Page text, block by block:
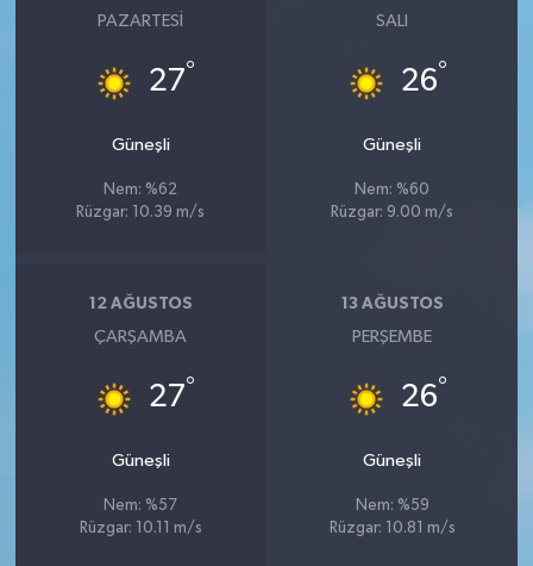
PAZARTESI
27°
Güneşli
Nem: %62
Rüzgar: 10.39 m/s
SALI
26°
Güneşli
Nem: %60
Rüzgar: 9.00 m/s
12 AĞUSTOS
ÇARŞAMBA
27°
Güneşli
Nem: %57
Rüzgar: 10.11 m/s
13 AĞUSTOS
PERŞEMBE
26°
Güneşli
Nem: %59
Rüzgar: 10.81 m/s